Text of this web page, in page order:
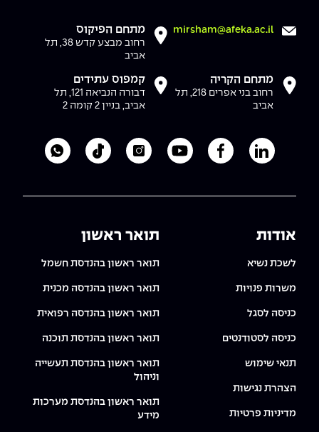
mirsham@afeka.ac.il מתחם הפיקוס
רחוב מבצע קדש 38, תל
אביב
מתחם הקריה
רחוב בני אפרים 218, תל
אביב
קמפוס עתידים
דבורה הנביאה 121, תל
אביב, בניין 2 קומה 2
לעמוד הלינקדאין של מכללת אפקה
לעמוד הפייסבוק של מכללת אפקה
לעמוד היוטיוב של מכללת אפקה
לעמוד האינסטגרם של
לעמוד הטיקטוק
אודות
לשכת נשיא
משרות פנויות
כניסה לסגל
כניסה לסטודנטים
תנאי שימוש
הצהרת נגישות
מדיניות פרטיות
תואר ראשון
תואר ראשון בהנדסת חשמל
תואר ראשון בהנדסה מכנית
תואר ראשון בהנדסה רפואית
תואר ראשון בהנדסת תוכנה
תואר ראשון בהנדסת תעשייה
וניהול
תואר ראשון בהנדסת מערכות
מידע